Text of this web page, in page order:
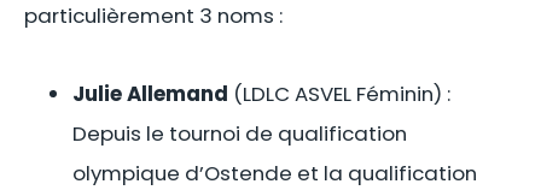
particulièrement 3 noms :
Julie Allemand (LDLC ASVEL Féminin) :
Depuis le tournoi de qualification
olympique d’Ostende et la qualification